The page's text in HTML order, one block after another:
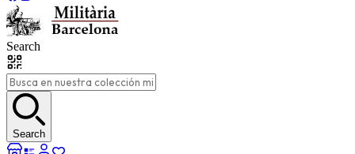
Search
Search